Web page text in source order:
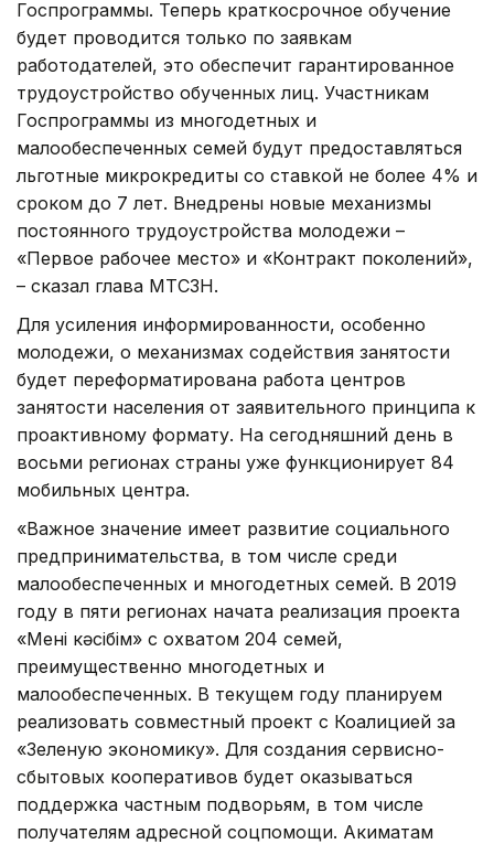
Госпрограммы. Теперь краткосрочное обучение
будет проводится только по заявкам
работодателей, это обеспечит гарантированное
трудоустройство обученных лиц. Участникам
Госпрограммы из многодетных и
малообеспеченных семей будут предоставляться
льготные микрокредиты со ставкой не более 4% и
сроком до 7 лет. Внедрены новые механизмы
постоянного трудоустройства молодежи –
«Первое рабочее место» и «Контракт поколений»,
– сказал глава МТСЗН.
Для усиления информированности, особенно
молодежи, о механизмах содействия занятости
будет переформатирована работа центров
занятости населения от заявительного принципа к
проактивному формату. На сегодняшний день в
восьми регионах страны уже функционирует 84
мобильных центра.
«Важное значение имеет развитие социального
предпринимательства, в том числе среди
малообеспеченных и многодетных семей. В 2019
году в пяти регионах начата реализация проекта
«Менің кәсібім» с охватом 204 семей,
преимущественно многодетных и
малообеспеченных. В текущем году планируем
реализовать совместный проект с Коалицией за
«Зеленую экономику». Для создания сервисно-
сбытовых кооперативов будет оказываться
поддержка частным подворьям, в том числе
получателям адресной соцпомощи. Акиматам